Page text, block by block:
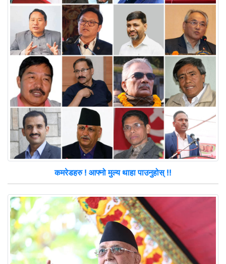
कमरेडहरु ! आफ्नो मुल्य थाहा पाउनुहोस् !!